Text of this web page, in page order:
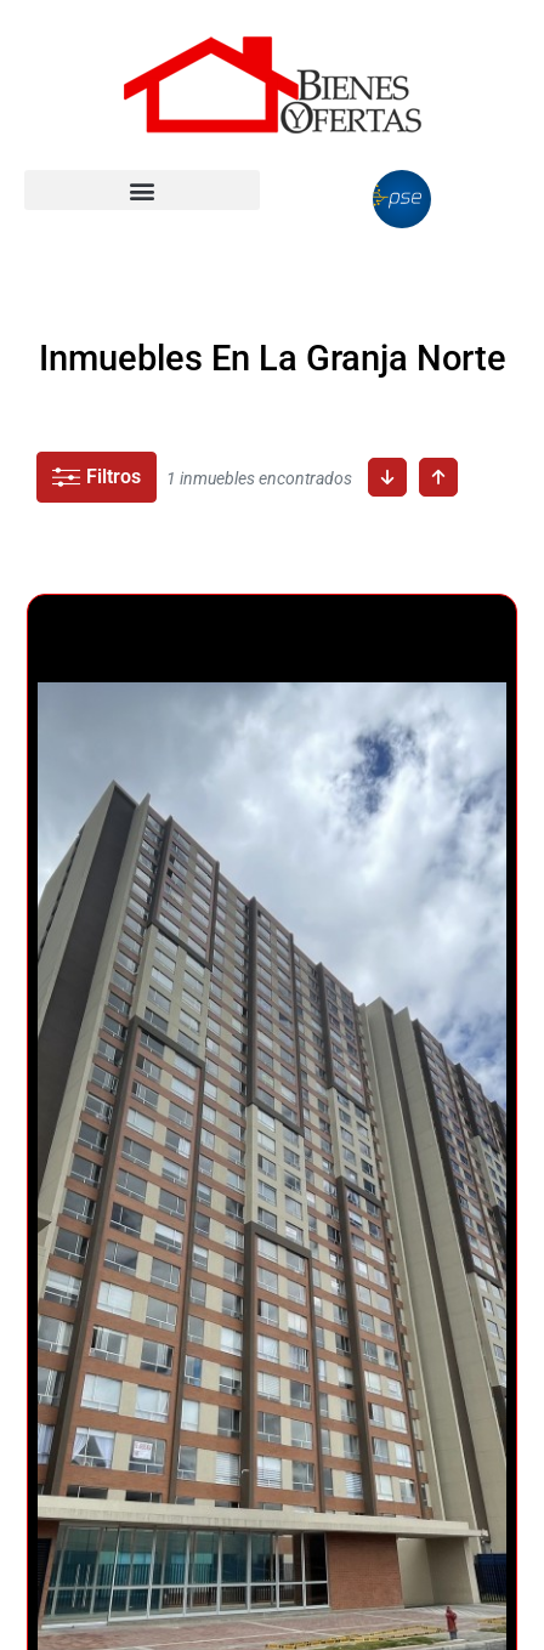
Inmuebles En La Granja Norte
Filtros 1 inmuebles encontrados